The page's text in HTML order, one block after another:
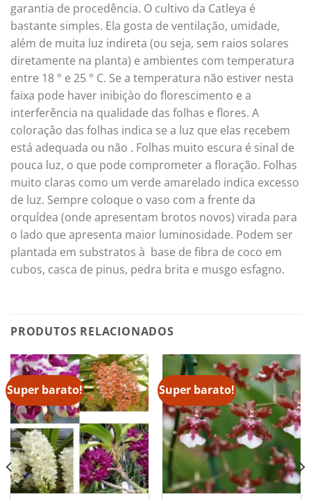
garantia de procedência. O cultivo da Catleya é
bastante simples. Ela gosta de ventilação, umidade,
além de muita luz indireta (ou seja, sem raios solares
diretamente na planta) e ambientes com temperatura
entre 18 ° e 25 ° C. Se a temperatura não estiver nesta
faixa pode haver inibiçào do florescimento e a
interferência na qualidade das folhas e flores. A
coloraçâo das folhas indica se a luz que elas recebem
está adequada ou não . Folhas muito escura é sinal de
pouca luz, o que pode comprometer a floração. Folhas
muito claras como um verde amarelado indica excesso
de luz. Sempre coloque o vaso com a frente da
orquídea (onde apresentam brotos novos) virada para
o lado que apresenta maior luminosidade. Podem ser
plantada em substratos à base de fibra de coco em
cubos, casca de pinus, pedra brita e musgo esfagno.
PRODUTOS RELACIONADOS
Super barato! Super barato!